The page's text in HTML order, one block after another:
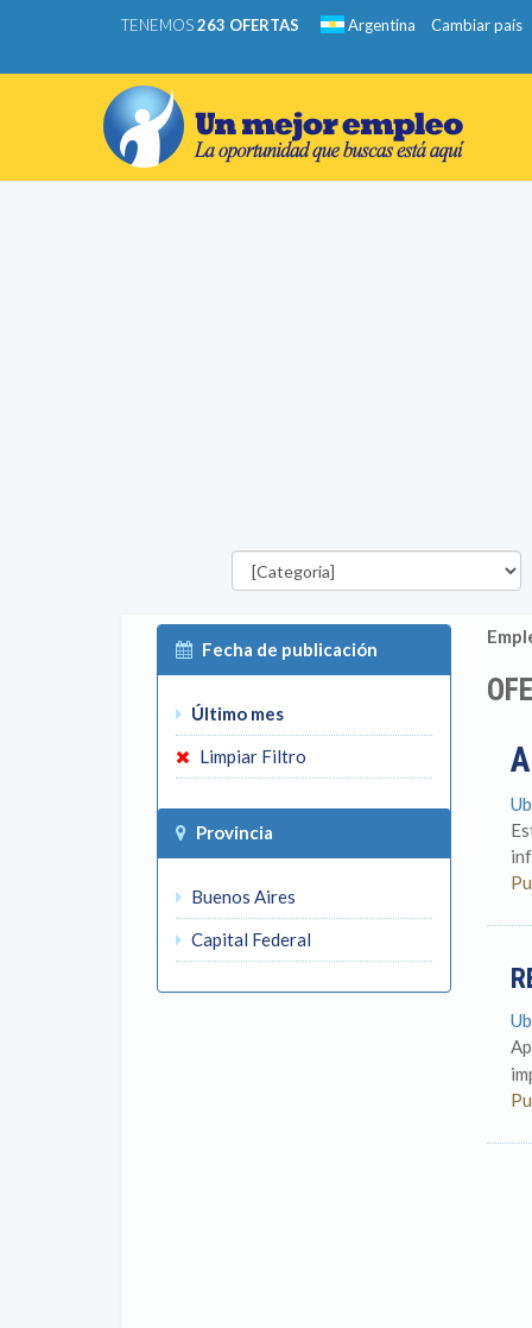
TENEMOS263 OFERTAS Argentina Cambiar país
Categorías
Fecha de publicación
Último mes
Limpiar Filtro
Provincia
Buenos Aires
Capital Federal